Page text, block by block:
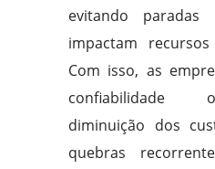
evitando paradas
impactam
Com isso, as
confiabilidade
diminuição dos
quebras